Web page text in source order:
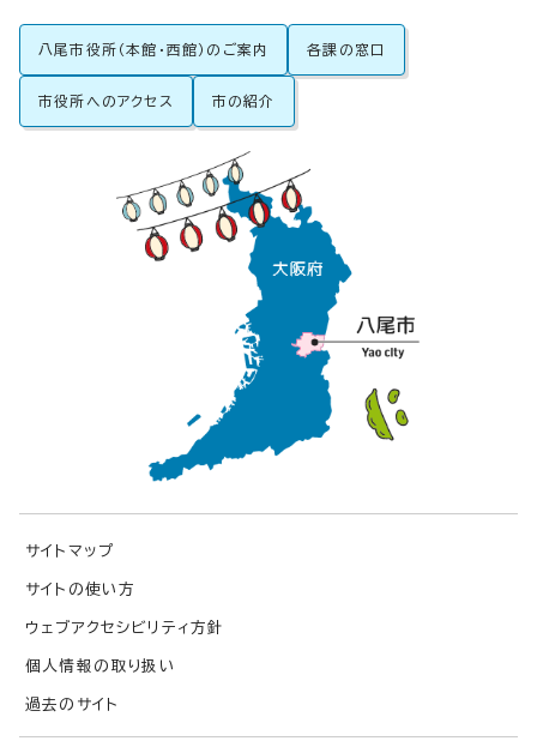
八尾市役所（本館・西館）のご案内 各課の窓口
市役所へのアクセス 市の紹介
サイトマップ
サイトの使い方
ウェブアクセシビリティ方針
個人情報の取り扱い
過去のサイト